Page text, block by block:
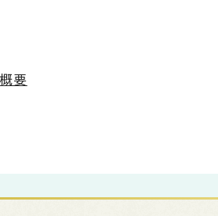
要